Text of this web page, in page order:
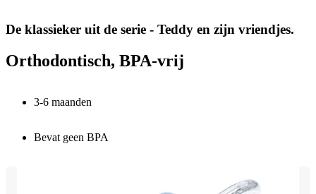
De klassieker uit de serie - Teddy en zijn vriendjes.
Orthodontisch, BPA-vrij
3-6 maanden
Bevat geen BPA